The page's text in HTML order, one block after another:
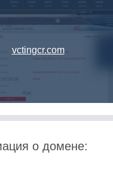
vctingcr.com
о домене: